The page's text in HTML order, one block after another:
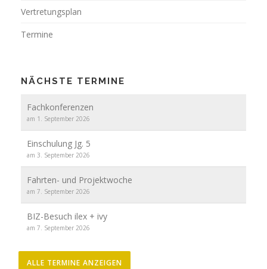
Vertretungsplan
Termine
NÄCHSTE TERMINE
Fachkonferenzen
am 1. September 2026
Einschulung Jg. 5
am 3. September 2026
Fahrten- und Projektwoche
am 7. September 2026
BIZ-Besuch ilex + ivy
am 7. September 2026
ALLE TERMINE ANZEIGEN